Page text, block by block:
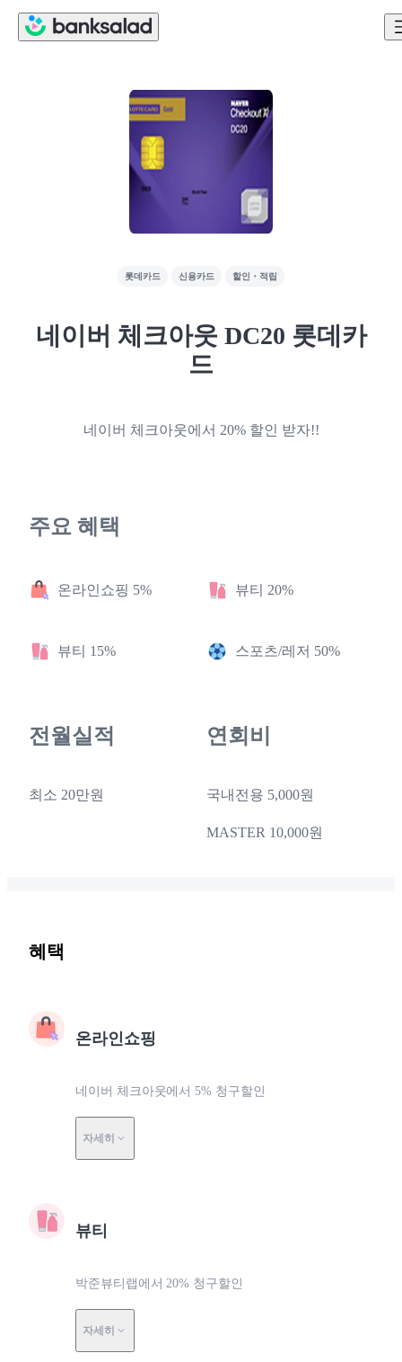
롯데카드 신용카드 할인・적립
네이버 체크아웃 DC20 롯데카
드
네이버 체크아웃에서 20% 할인 받자!!
주요 혜택
온라인쇼핑 5% 뷰티 20%
뷰티 15% 스포츠/레저 50%
전월실적
최소 20만원
연회비
국내전용 5,000원
MASTER 10,000원
혜택
온라인쇼핑
네이버 체크아웃에서 5% 청구할인
자세히
뷰티
박준뷰티랩에서 20% 청구할인
자세히